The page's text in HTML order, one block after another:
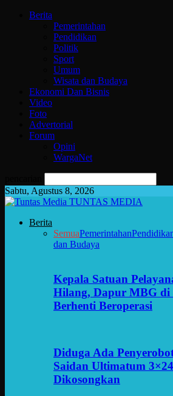
Berita
Pemerintahan
Pendidikan
Politik
Sport
Umum
Wisata dan Budaya
Ekonomi Dan Bisnis
Video
Foto
Advertorial
Forum
Opini
WargaNet
Sabtu, Agustus 8, 2026
TUNTAS MEDIA
Berita
SemuaPemerintahan
dan Budaya
Kepala Satuan
Hilang, Dapur MBG di
Berhenti Beroperasi
Diduga Ada
Saidan Ultimatum
Dikosongkan